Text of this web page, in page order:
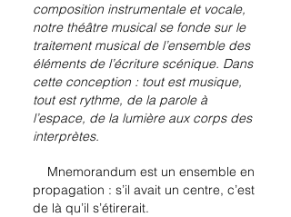
composition instrumentale et vocale,
notre théâtre musical se fonde sur le
traitement musical de l’ensemble des
éléments de l’écriture scénique. Dans
cette conception : tout est musique,
tout est rythme, de la parole à
l’espace, de la lumière aux corps des
interprètes.
Mnemorandum est un ensemble en
propagation : s’il avait un centre, c’est
de là qu’il s’étirerait.